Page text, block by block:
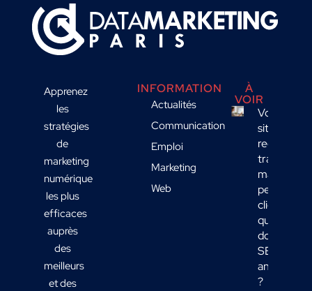
Apprenez
les
stratégies
de
marketing
numérique
les plus
efficaces
auprès
des
meilleurs
et des
INFORMATION
Actualités
Communication
Emploi
Marketing
Web
À
VOIR
Votre
site
reçoit du
trafic
mais
peu de
clients :
quelles
données
SEO
analyser
?